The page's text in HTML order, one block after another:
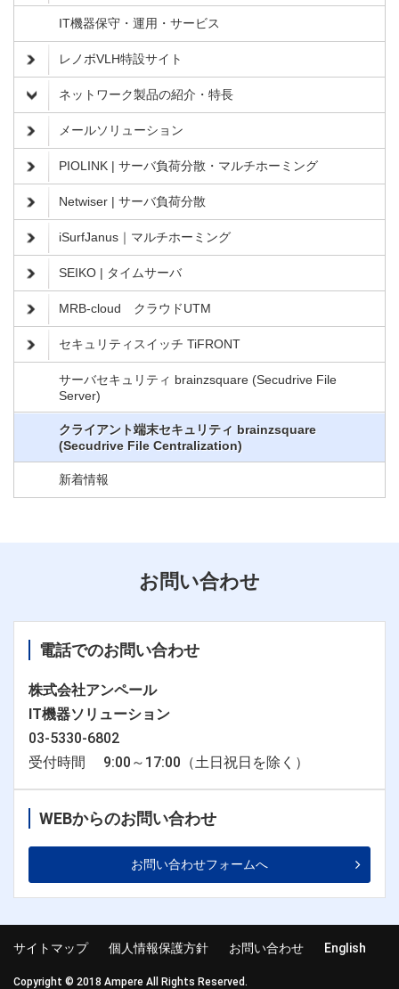
IT機器保守・運用・サービス
レノボVLH特設サイト
ネットワーク製品の紹介・特長
メールソリューション
PIOLINK | サーバ負荷分散・マルチホーミング
Netwiser | サーバ負荷分散
iSurfJanus｜マルチホーミング
SEIKO | タイムサーバ
MRB-cloud クラウドUTM
セキュリティスイッチ TiFRONT
サーバセキュリティ brainzsquare (Secudrive File
Server)
クライアント端末セキュリティ brainzsquare
(Secudrive File Centralization)
新着情報
お問い合わせ
電話でのお問い合わせ
株式会社アンペール
IT機器ソリューション
03-5330-6802
受付時間 9:00～17:00（土日祝日を除く）
WEBからのお問い合わせ
お問い合わせフォームへ
サイトマップ 個人情報保護方針 お問い合わせ English
Copyright © 2018 Ampere All Rights Reserved.